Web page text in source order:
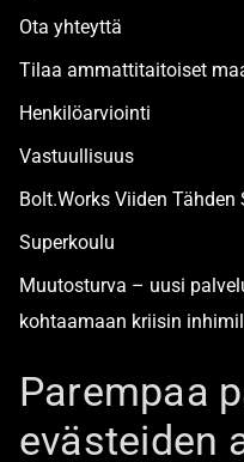
Ota yhteyttä
Tilaa ammattitaitoiset
Henkilöarviointi
Vastuullisuus
Bolt.Works Viiden
Superkoulu
Muutosturva – uusi
kohtaamaan kriisin
Boltista
Parempaa
evästeiden